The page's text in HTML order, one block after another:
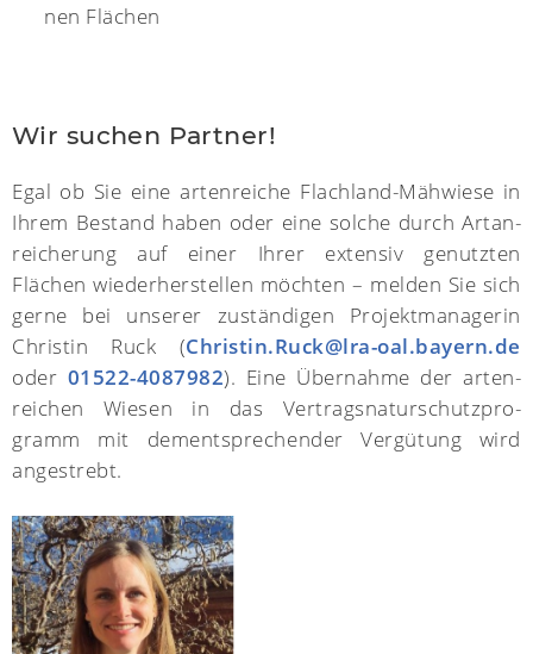
nen Flächen
Wir suchen Partner!
Egal ob Sie eine artenreiche Flach­land-Mäh­wiese in
Ihrem Bestand haben oder eine solche durch Art­an­
rei­che­rung auf einer Ihrer extensiv genutzten
Flächen wieder­her­stellen möchten – melden Sie sich
gerne bei unserer zustän­digen Projekt­mana­gerin
Christin Ruck (Christin.Ruck@lra-oal.bayern.de
oder 01522-4087982). Eine Über­nahme der arten­
reichen Wiesen in das Vertrags­natur­schutz­pro­
gramm mit dem­ent­spre­chen­der Ver­gü­tung wird
angestrebt.